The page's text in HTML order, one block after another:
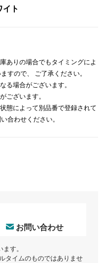
イト
ありの場合でもタイミングによ
すので、 ご了承ください。
る場合がございます。
ございます。
態によって別品番で登録されて
合わせください。
お問い合わせ
す。
タイムのものではありませ